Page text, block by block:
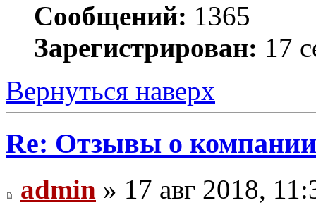
Сообщений: 1365
Зарегистрирован: 17
Вернуться наверх
Re: Отзывы о компании
admin » 17 авг 2018,